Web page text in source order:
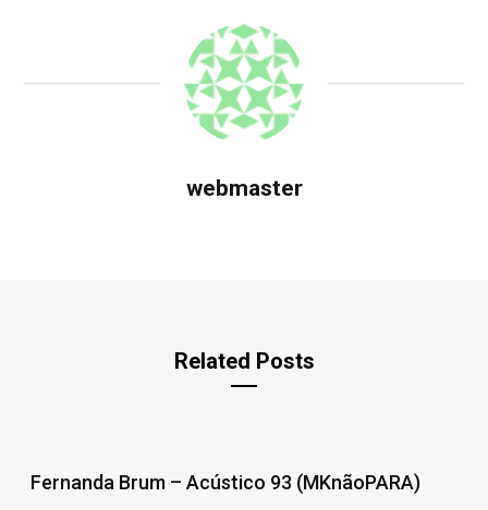
webmaster
Related Posts
Fernanda Brum – Acústico 93 (MKnãoPARA)